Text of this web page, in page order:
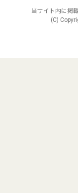
当サイト内に掲
(C)